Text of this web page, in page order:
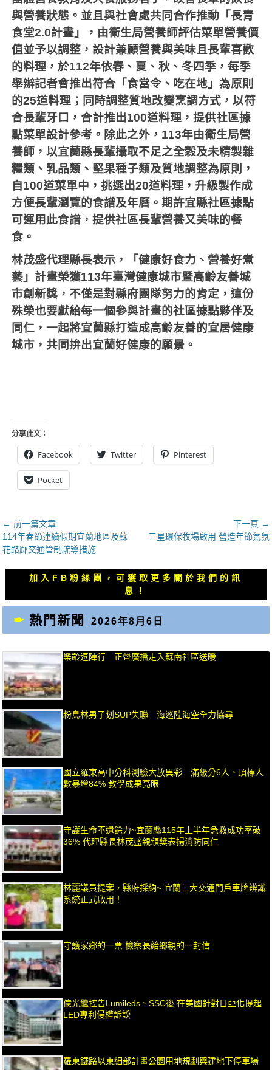
與營養狀態。並且與社會處共同合作推動「長青
食堂2.0計畫」，由衛生局營養師評估菜單營養價
值並予以調整，設計兼顧營養與美味且長輩喜歡
的料理，於112年依春、夏、秋、冬四季，每季
舉辦記者會推出符合「食當令、吃在地」為原則
的25道料理；同時調整質地改變烹調方式，以符
合長輩牙口，合計推出100道料理，提供社區據
點菜單設計參考。除此之外， 113年由衛生局營
養師，以宜蘭縣長輩攝取不足之全榖及未精製雜
糧類、乳品類、堅果種子類及質地調整為原則，
自100道菜單中，挑選出20道料理，升級製作成
方便長輩瀏覽的食譜及年曆。期許宜縣社區據點
可運用此食譜，提供社區長輩營養又美味的餐
食。
林茂盛代理縣長表示，「健康好食力、營養好煮
藝」計畫榮獲113年臺灣健康城市暨高齡友善城
市創新獎，不僅是對縣府團隊努力的肯定，這份
殊榮也要獻給每一個參與計畫的社區據點夥伴及
同仁，一起將宜蘭縣打造成高齡友善的宜居健康
城市，共同拚出宜蘭好健康的願景。
分享此文：
Facebook Twitter Pinterest
Pocket
文
章
導
覽
← 前一篇文章
上
一
114年春節連續假期宜蘭地區及蘇
花路廊交通管制疏導措施
下一頁 →
文
章：
三星環保牧場啟用 營造年節氣氛
加入FB粉絲團，可獲取更多關於我們的訊
息！
熱門新聞 2026年8月6日
樂齡逗陣行 正聲廣播走入蘇南社區送暖
粉鳥林男子划SUP失聯 海巡陸海空全力協尋
國立羅東高中分科測驗大放異彩 滿級分6人、頂標人
數暴增84% 教學成果亮眼
守護生命不遺餘力~宜蘭縣115年上半年急救成功率破
36% 代理縣長林茂盛親頒獎表揚消防同仁
林麗議員提案，縣府採納~ 宜蘭三大交通門戶車牌辨識
系統正式啟用！
守護家鄉的一票 檢察長給鄉親的一封信
億光繼控告Lumileds、SSC後 在美國針對日亞化提起
LED專利侵權訴訟
羅東鐵路以東細部計畫公園用地規劃興建地下停車場